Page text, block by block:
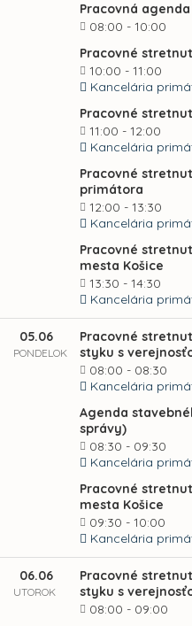
Pracovná agenda
08:00 - 10:00
Pracovné
10:00 - 11:00
Kancelária
Pracovné
11:00 - 12:00
Kancelária
Pracovné
primátora
12:00 - 13:30
Kancelária
Pracovné
mesta Košice
13:30 - 14:30
Kancelária
05.06
PONDELOK
Pracovné
styku s
08:00 - 08:30
Kancelária
Agenda
správy)
08:30 - 09:30
Kancelária
Pracovné
mesta Košice
09:30 - 10:00
Kancelária
06.06
UTOROK
Pracovné
styku s
08:00 - 09:00